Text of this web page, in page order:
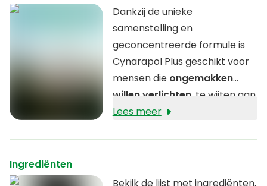
Dankzij de unieke
samenstelling en
geconcentreerde formule is
Cynarapol Plus geschikt voor
mensen die ongemakken
willen verlichten, te wijten aan
een slechte spijsvertering.
Lees meer
Ingrediënten
Bekijk de lijst met ingrediënten,